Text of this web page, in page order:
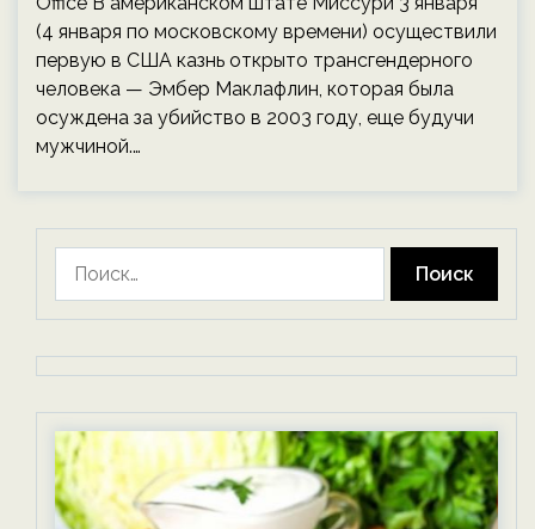
(4 января по московскому времени) осуществили
первую в США казнь открыто трансгендерного
человека — Эмбер Маклафлин, которая была
осуждена за убийство в 2003 году, еще будучи
мужчиной.…